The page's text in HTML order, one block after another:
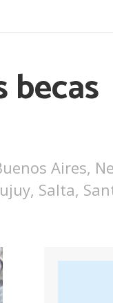
Aires,
Salta,